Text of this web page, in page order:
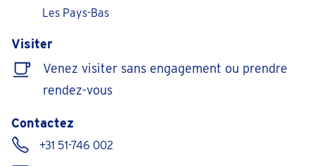
Les Pays-Bas
Visiter
Venez visiter sans engagement ou prendre
rendez-vous
Contactez
+31 51-746 002